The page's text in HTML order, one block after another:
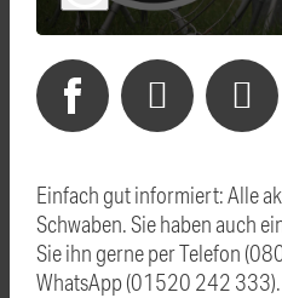
Einfach gut informiert: Alle
Schwaben. Sie haben auch
Sie ihn gerne per Telefon
WhatsApp (01520 242 333).